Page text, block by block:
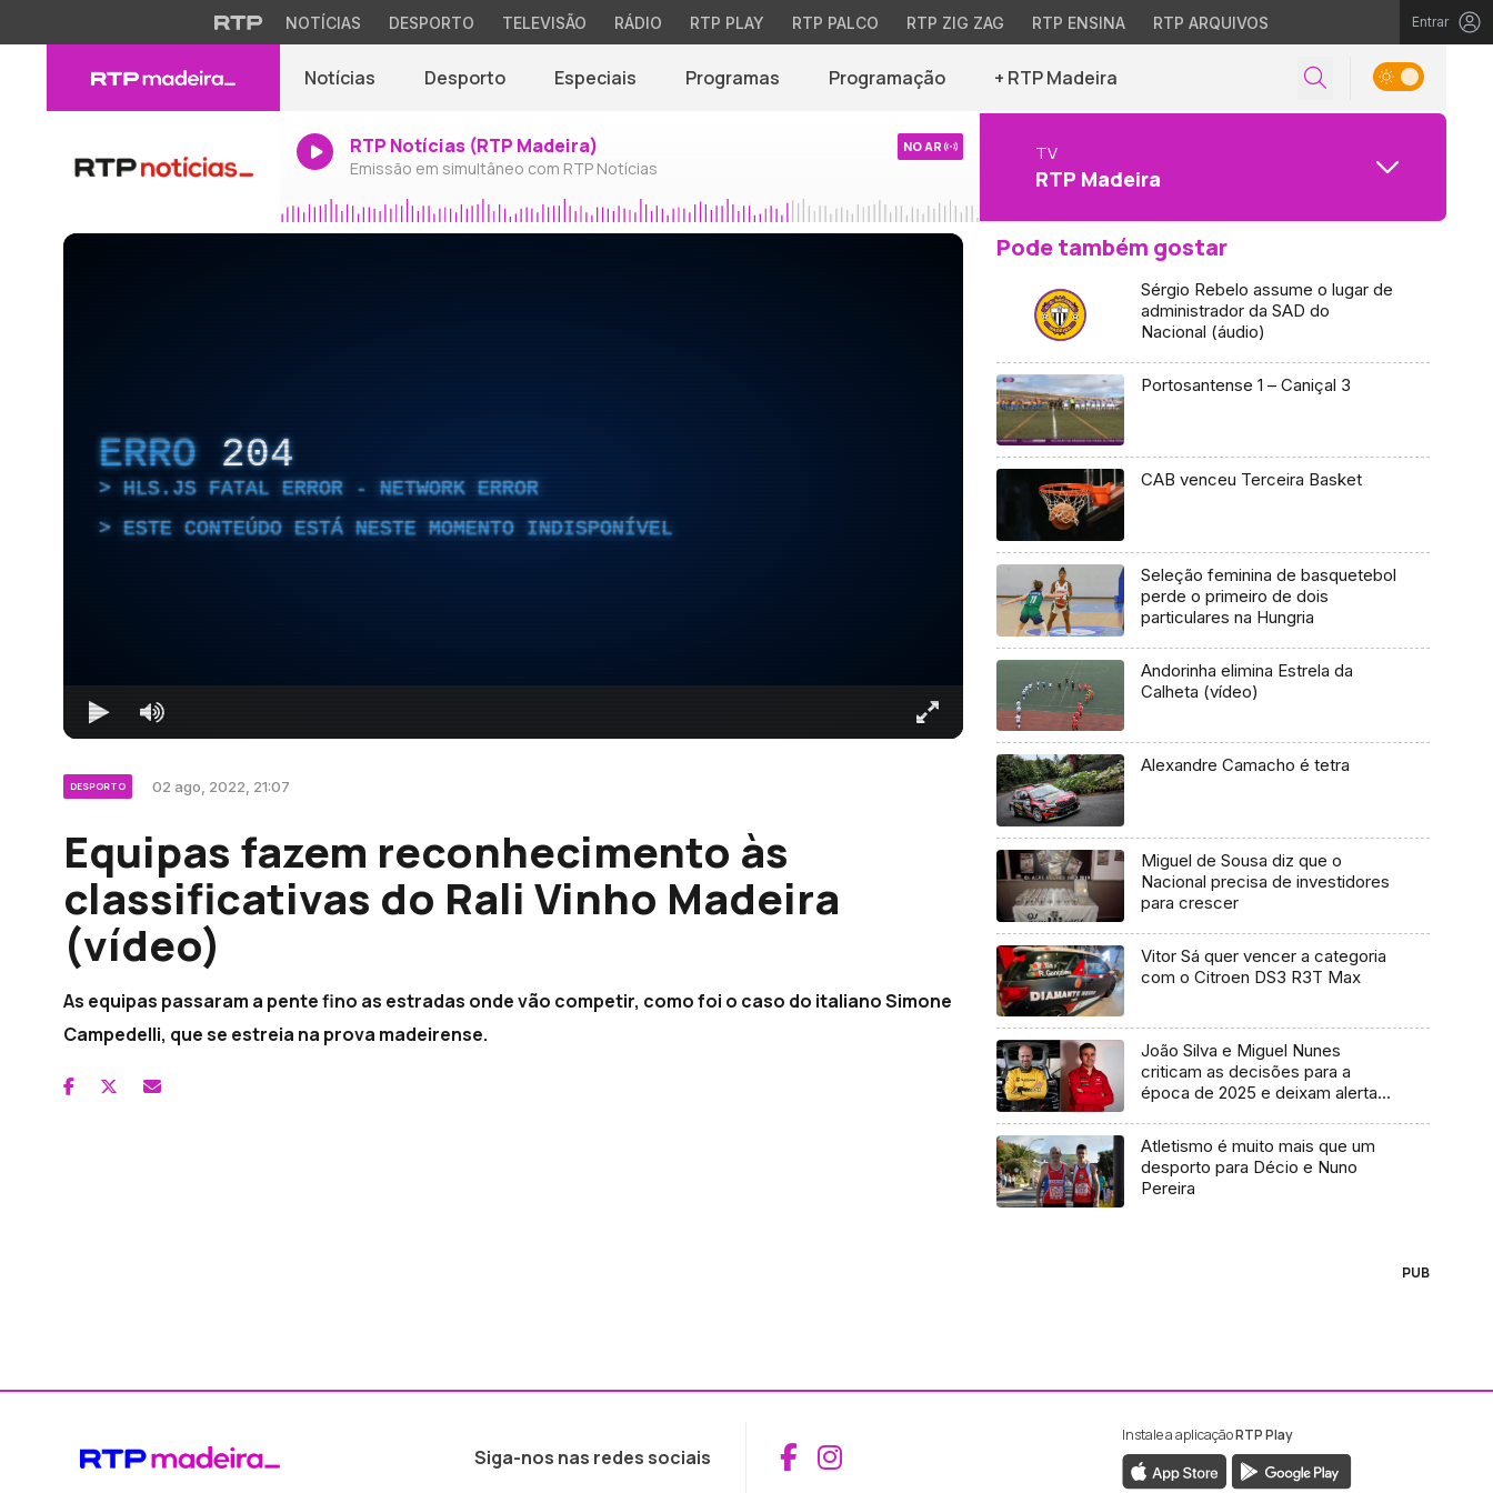
NOTÍCIAS DESPORTO TELEVISÃO RÁDIO RTP PLAY RTP PALCO RTP ZIG ZAG RTP ENSINA RTP ARQUIVOS Entrar
Notícias Desporto Especiais Programas Programação + RTP Madeira
RTP Notícias (RTP Madeira)
Emissão em simultâneo com RTP Notícias
NO AR TV
RTP Madeira
ERRO 204
HLS.JS FATAL ERROR - NETWORK ERROR
ESTE CONTEÚDO ESTÁ NESTE MOMENTO INDISPONÍVEL
DESPORTO 02 ago, 2022, 21:07
Equipas fazem reconhecimento às
classificativas do Rali Vinho Madeira
(vídeo)
As equipas passaram a pente fino as estradas onde vão competir, como foi o caso do italiano Simone
Campedelli, que se estreia na prova madeirense.
Pode também gostar
Sérgio Rebelo assume o lugar de
administrador da SAD do
Nacional (áudio)
Portosantense 1 – Caniçal 3
CAB venceu Terceira Basket
Seleção feminina de basquetebol
perde o primeiro de dois
particulares na Hungria
Andorinha elimina Estrela da
Calheta (vídeo)
Alexandre Camacho é tetra
Miguel de Sousa diz que o
Nacional precisa de investidores
para crescer
Vitor Sá quer vencer a categoria
com o Citroen DS3 R3T Max
João Silva e Miguel Nunes
criticam as decisões para a
época de 2025 e deixam alertas
Atletismo é muito mais que um
desporto para Décio e Nuno
Pereira
PUB
Siga-nos nas redes sociais Aceder ao Facebook da RTP Madeira
Aceder ao Instagram da RTP Madeira
Instale a aplicaçãoRTP Play